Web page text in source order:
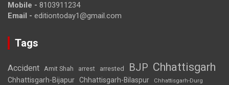
Mobile - 8103911234
Email - editiontoday1@gmail.com
Tags
Accident Amit Shah arrest arrested BJP Chhattisgarh
Chhattisgarh-Bijapur Chhattisgarh-Bilaspur Chhattisgarh-Durg